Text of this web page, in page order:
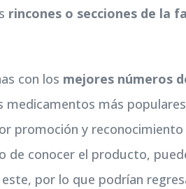
rincones o secciones de la
con los mejores números
medicamentos más
promoción y
de conocer el producto,
por lo que podrían